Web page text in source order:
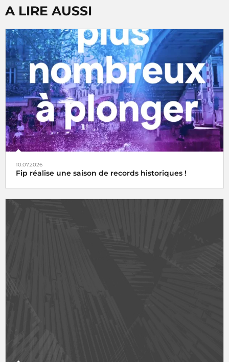
A LIRE AUSSI
10.07.2026
Fip réalise une saison de records historiques !